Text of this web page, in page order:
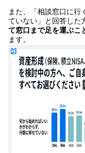
また、「相談窓口に行
ていない」と回答した
て窓口まで足を運ぶこ
ます。